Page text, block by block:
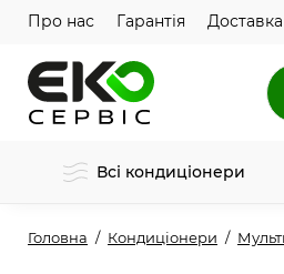
Про нас Гарантія
Всі кондиціонери
Головна Кондиціонери